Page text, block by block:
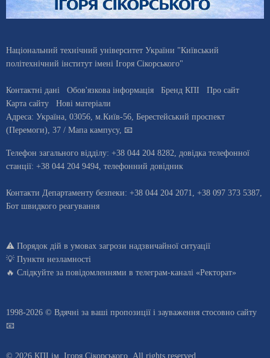
Національний технічний університет України "Київський
політехнічний інститут імені Ігоря Сікорського"
Контактні дані Обов'язкова інформація Бренд КПІ
Про сайт
Карта сайту
Нові матеріали
Адреса: Україна 03056 , м. Київ-56, Берестейський проспект
(Перемоги), 37 / Мапа кампусу, 📧
Телефон загального відділу: +38 044 204 8282, довiдка телефонної
станцiї: +38 044 204 9494, телефонний довідник
Контакти Департаменту безпеки: +38 044 204 2071, +38 097 373 5387,
Бот швидкого реагування
⚠️ Порядок дій в умовах загрози надзвичайної ситуації
💡 Пункти незламності
🔥 Слідкуйте за повідомленнями в телеграм-каналі «Ректорат»
1998-2026 © Вдячні за ваші пропозиції і зауваження стосовно сайту
📧
© 2026 КПІ ім. Ігоря Сікорського, All rights reserved.